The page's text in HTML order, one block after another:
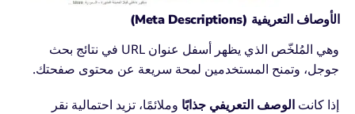
الأوصاف التعريفية (Meta Descriptions)
وهي المُلخّص الذي يظهر أسفل عنوان URL في نتائج بحث
جوجل، وتمنح المستخدمين لمحة سريعة عن محتوى صفحتك.
إذا كانت الوصف التعريفي جذابًا وملائمًا، تزيد احتمالية نقر